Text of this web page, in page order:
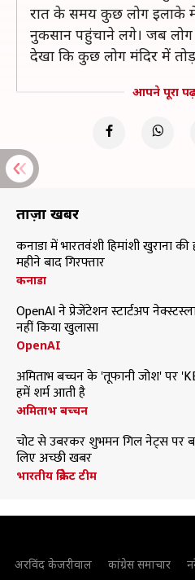
रात के समय कुछ लोग इलाके में
नुकसान पहुंचाने लगे। जब लोग
देखा कि कुछ लोग मंदिर में
आपने पूरा
ताज़ा खबरें
कनाडा में भारतवंशी हिमांशी खुराना
महीने बाद गिरफ्तार
कनाडा
OpenAI ने प्रेजेंटेशन स्टार्टअप
नहीं किया खुलासा
OpenAI
अमिताभ बच्चन के 'तूफानी जोश' पर
हमें शर्म आती है
अमिताभ बच्चन
चोट से उबरकर शुभमन गिल नेट्स पर
लिए अच्छी खबर
भारतीय क्रिकेट टीम
अरविंद केजरीवाल कांग्रेस समाचार